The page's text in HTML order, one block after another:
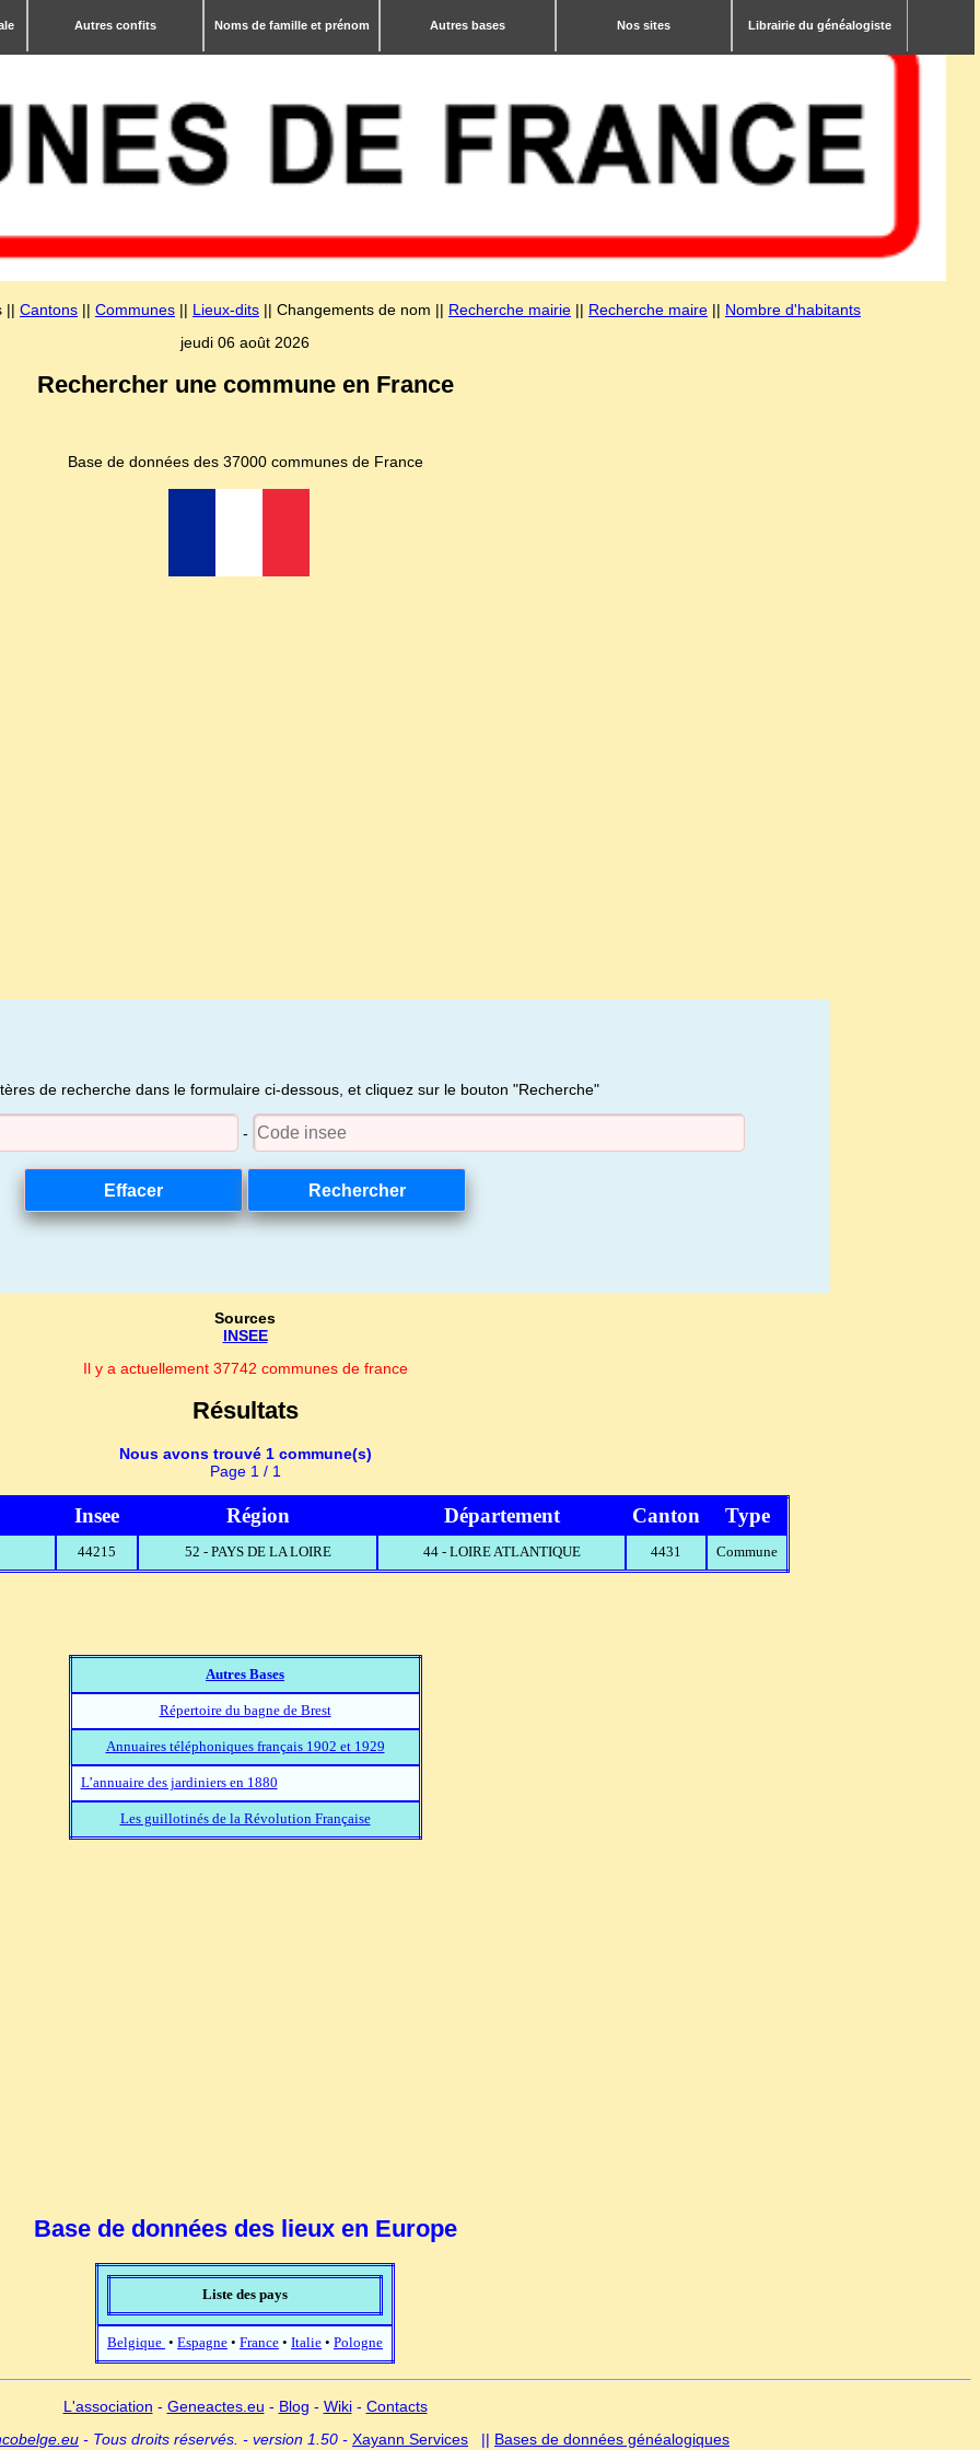
Autres confits Noms de famille et prénom Autres bases Nos sites Librairie du généalogiste
|| Cantons || Communes || Lieux-dits || Changements de nom || Recherche mairie || Recherche maire || Nombre d'habitants
jeudi 06 août 2026
Rechercher une commune en France
Base de données des 37000 communes de France
de recherche dans le formulaire ci-dessous, et cliquez sur le bouton "Recherche"
-
Sources
INSEE
Il y a actuellement 37742 communes de france
Résultats
Nous avons trouvé 1 commune(s)
Page 1 / 1
Insee Région Département Canton Type
44215 52 - PAYS DE LA LOIRE 44 - LOIRE ATLANTIQUE 4431 Commune
Autres Bases
Répertoire du bagne de Brest
Annuaires téléphoniques français 1902 et 1929
L’annuaire des jardiniers en 1880
Les guillotinés de la Révolution Française
Base de données des lieux en Europe
Liste des pays
Belgique • Espagne • France • Italie • Pologne
L'association - Geneactes.eu - Blog - Wiki- Contacts
- Tous droits réservés. - version 1.50 - Xayann Services || Bases de données généalogiques